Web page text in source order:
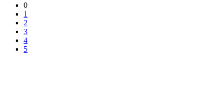
0
1
2
3
4
5